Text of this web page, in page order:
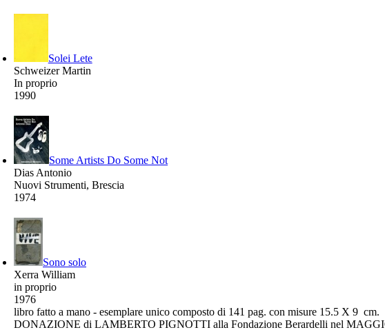
Solei Lete
Schweizer Martin
In proprio
1990
Some Artists Do Some Not
Dias Antonio
Nuovi Strumenti, Brescia
1974
Sono solo
Xerra William
in proprio
1976
libro fatto a mano - esemplare unico composto di 141 pag. con misure 15.5 X 9 cm.
DONAZIONE di LAMBERTO PIGNOTTI alla Fondazione Berardelli nel